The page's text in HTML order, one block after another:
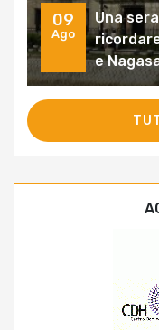
09
Ago
Una
e